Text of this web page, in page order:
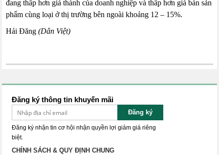
đang thấp hơn giá thành của doanh nghiệp và thấp hơn giá bán sản
phẩm cùng loại ở thị trường bên ngoài khoảng 12 – 15%.
Hải Đăng(Dân Việt)
Đăng ký thông tin khuyến mãi
Đăng ký
Đăng ký nhận tin cơ hội nhận quyền lợi giảm giá riêng
biệt.
CHÍNH SÁCH & QUY ĐỊNH CHUNG